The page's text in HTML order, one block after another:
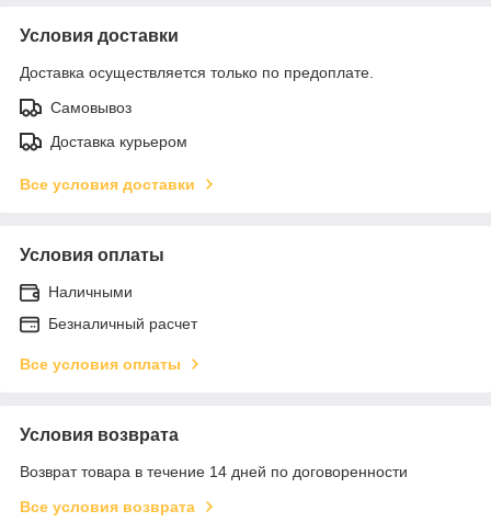
Условия доставки
Доставка осуществляется только по предоплате.
Самовывоз
Доставка курьером
Все условия доставки
Условия оплаты
Наличными
Безналичный расчет
Все условия оплаты
Условия возврата
Возврат товара в течение 14 дней по договоренности
Все условия возврата